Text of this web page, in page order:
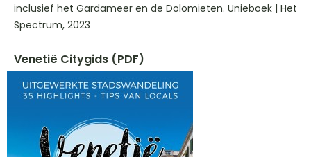
inclusief het Gardameer en de Dolomieten. Unieboek | Het
Spectrum, 2023
Venetië Citygids (PDF)